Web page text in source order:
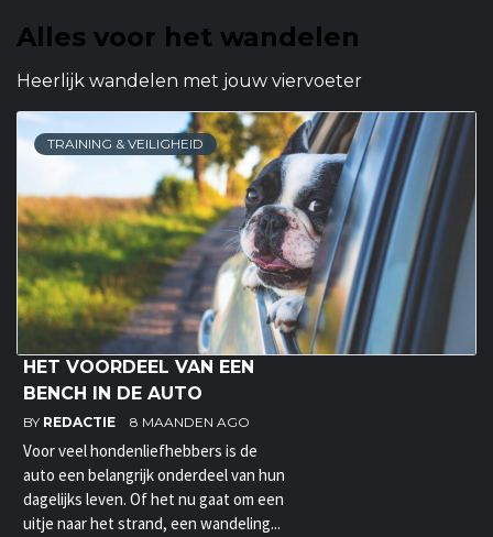
Alles voor het wandelen
Heerlijk wandelen met jouw viervoeter
TRAINING & VEILIGHEID
HET VOORDEEL VAN EEN
BENCH IN DE AUTO
BY REDACTIE 8 MAANDEN AGO
Voor veel hondenliefhebbers is de
auto een belangrijk onderdeel van hun
dagelijks leven. Of het nu gaat om een
uitje naar het strand, een wandeling...